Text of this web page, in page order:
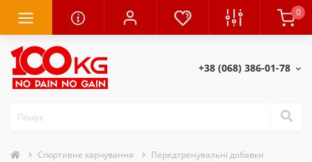
0
+38 (068) 386-01-78
Спортивне харчування
Передтренувальні добавки